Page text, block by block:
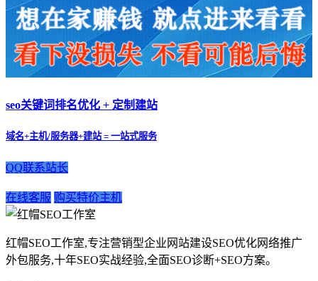
seo关键词排名优化 + 定制建站
域名+主机/服务器+建站 = 一站式服务
QQ联系站长
在线客服 购买特价主机
红帽SEO工作室,专注营销型企业网站建设SEO优化网络推广
外包服务,十年SEO实战经验,全面SEO诊断+SEO方案。